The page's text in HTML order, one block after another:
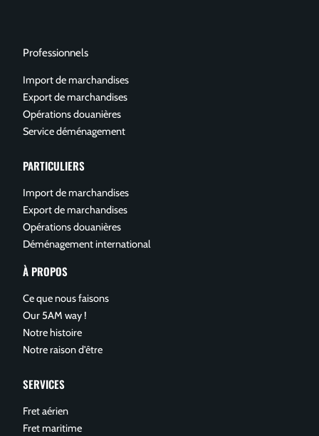
Professionnels
Import de marchandises
Export de marchandises
Opérations douanières
Service déménagement
PARTICULIERS
Import de marchandises
Export de marchandises
Opérations douanières
Déménagement international
À PROPOS
Ce que nous faisons
Our 5AM way !
Notre histoire
Notre raison d'être
SERVICES
Fret aérien
Fret maritime